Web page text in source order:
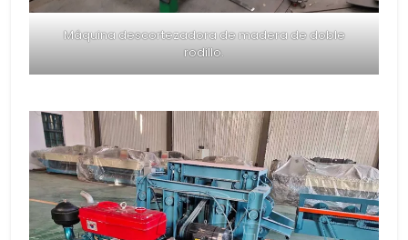
Máquina descortezadora de madera de doble
rodillo.